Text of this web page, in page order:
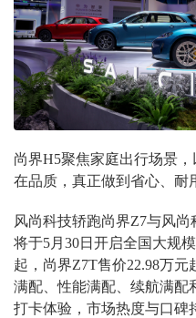
尚界H5聚焦家庭出行场景
在品质，真正做到省心、耐
风尚科技轿跑尚界Z7与风
将于5月30日开启全国大规
起，尚界Z7T售价22.98万
满配、性能满配、续航满配
打卡体验，市场热度与口碑